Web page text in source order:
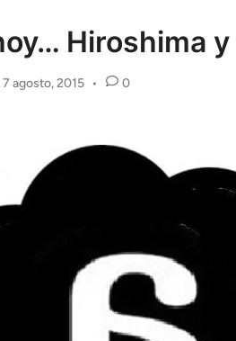
Hiroshima
7 agosto, 2015 • 0